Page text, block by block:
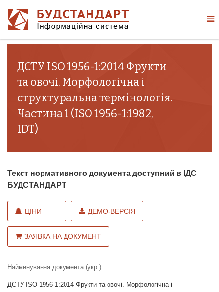
ДСТУ ISO 1956-1:2014 Фрукти
та овочі. Морфологічна і
структуральна термінологія.
Частина 1 (ISO 1956-1:1982,
IDT)
Текст нормативного документа доступний в ІДС
БУДСТАНДАРТ
ЦІНИ ДЕМО-ВЕРСІЯ
ЗАЯВКА НА ДОКУМЕНТ
Найменування документа (укр.)
ДСТУ ISO 1956-1:2014 Фрукти та овочі. Морфологічна і